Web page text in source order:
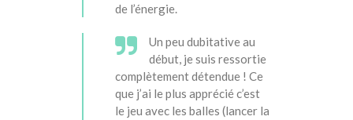
de l’énergie.
Un peu dubitative au
début, je suis ressortie
complètement détendue ! Ce
que j’ai le plus apprécié c’est
le jeu avec les balles (lancer la